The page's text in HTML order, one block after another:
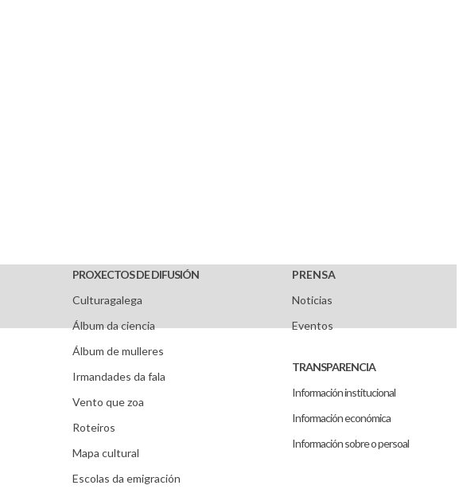
PROXECTOS DE DIFUSIÓN
Culturagalega
Álbum da ciencia
Álbum de mulleres
Irmandades da fala
Vento que zoa
Roteiros
Mapa cultural
Escolas da emigración
PRENSA
Noticias
Eventos
TRANSPARENCIA
Información institucional
Información económica
Información sobre o persoal